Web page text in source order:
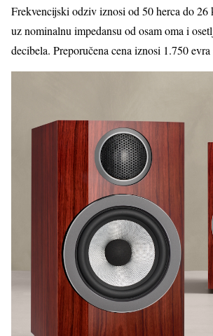
Frekvencijski odziv iznosi od 50 herca do
uz nominalnu impedansu od osam oma i
decibela. Preporučena cena iznosi 1.750 evra